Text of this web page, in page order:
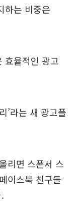
하는 비중은
효율적인 광고
’라는 새 광고플
리면 스폰서 스
이스북 친구들